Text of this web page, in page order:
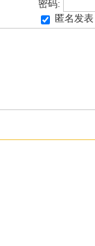
密码:
匿名发表